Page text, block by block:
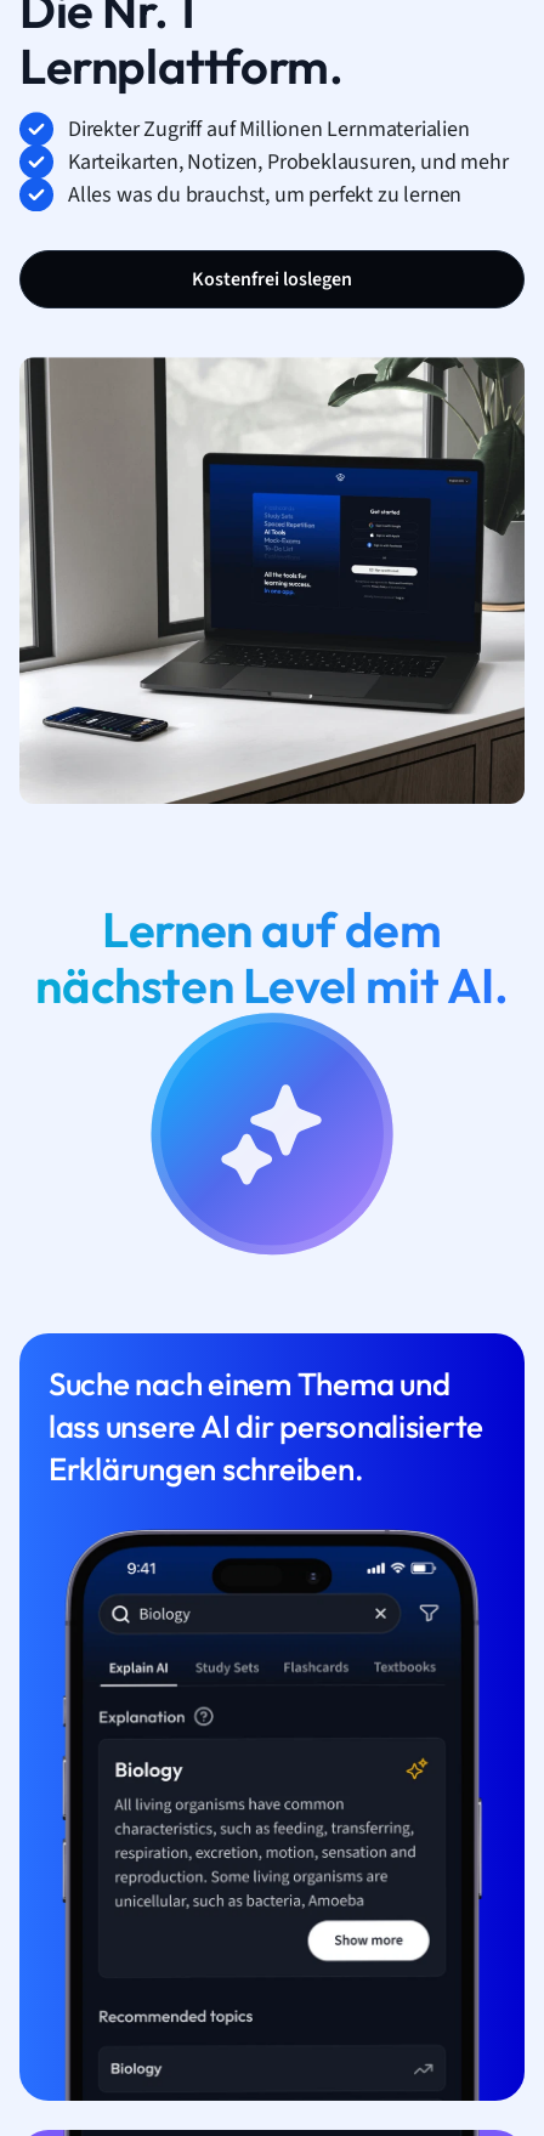
Lernplattform.
Direkter Zugriff auf Millionen Lernmaterialien
Karteikarten, Notizen, Probeklausuren, und mehr
Alles was du brauchst, um perfekt zu lernen
Kostenfrei loslegen
Lernen auf dem
nächsten Level mit AI.
Suche nach einem Thema und
lass unsere AI dir personalisierte
Erklärungen schreiben.